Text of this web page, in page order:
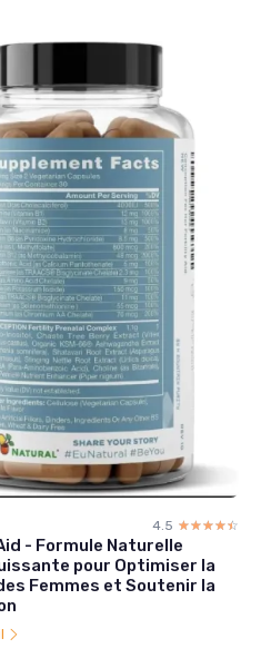
4.5 ☆☆☆☆☆
★★★★★
- Formule Naturelle
pour Optimiser la
Femmes et Soutenir la